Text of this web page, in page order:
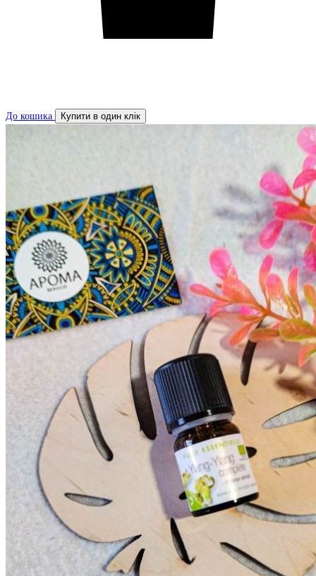
До кошика Купити в один клік